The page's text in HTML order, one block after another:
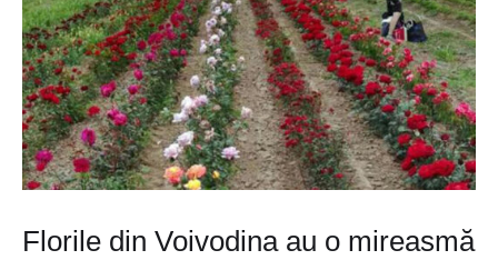
Florile din Voivodina au o mireasmă